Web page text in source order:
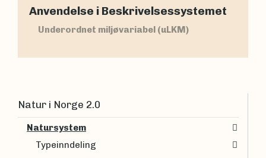
Anvendelse i Beskrivelsessystemet
Underordnet miljøvariabel (uLKM)
Natur i Norge 2.0
Natursystem
Typeinndeling